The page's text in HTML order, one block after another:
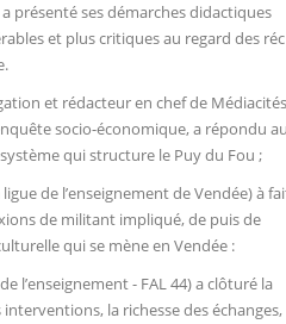
présenté ses démarches didactiques
et plus critiques au regard des
et rédacteur en chef de Médiacités
socio-économique, a répondu
qui structure le Puy du Fou ;
de l’enseignement de Vendée) à
de militant impliqué, de puis de
qui se mène en Vendée :
l’enseignement - FAL 44) a clôturé la
la richesse des échanges,